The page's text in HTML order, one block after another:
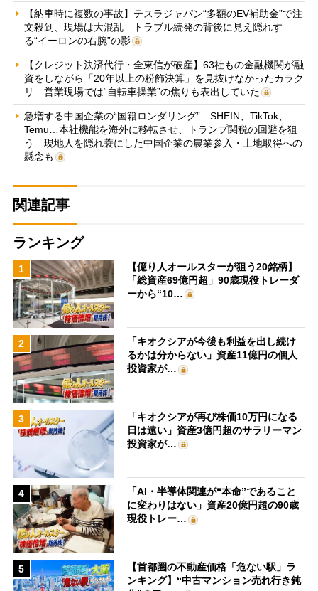
【納車時に複数の事故】テスラジャパン“多額のEV補助金”で注
文殺到、現場は大混乱 トラブル続発の背後に見え隠れす
る“イーロンの右腕”の影
【クレジット決済代行・全東信が破産】63社もの金融機関が融
資をしながら「20年以上の粉飾決算」を見抜けなかったカラク
リ 営業現場では“自転車操業”の焦りも表出していた
急増する中国企業の“国籍ロンダリング” SHEIN、TikTok、
Temu…本社機能を海外に移転させ、トランプ関税の回避を狙
う 現地人を隠れ蓑にした中国企業の農業参入・土地取得への
懸念も
関連記事
ランキング
1
【億り人オールスターが狙う20銘柄】
「総資産69億円超」90歳現役トレーダ
ーから“10…
2
「キオクシアが今後も利益を出し続け
るかは分からない」資産11億円の個人
投資家が…
3
「キオクシアが再び株価10万円になる
日は遠い」資産3億円超のサラリーマン
投資家が…
4
「AI・半導体関連が“本命”であること
に変わりはない」資産20億円超の90歳
現役トレー…
5
【首都圏の不動産価格「危ない駅」ラ
ンキング】“中古マンション売れ行き鈍